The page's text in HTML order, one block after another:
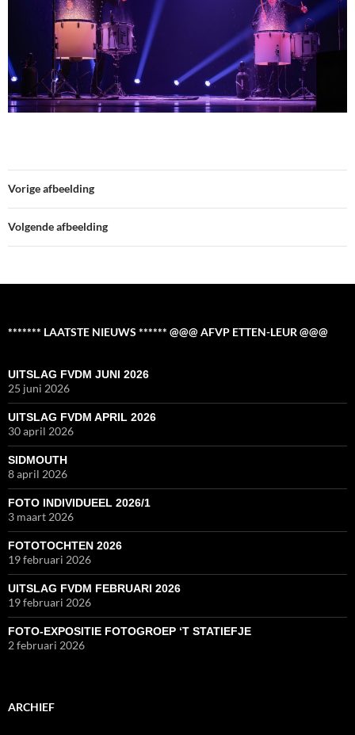
Vorige afbeelding
Volgende afbeelding
******* LAATSTE NIEUWS ****** @@@ AFVP ETTEN-LEUR @@@
UITSLAG FVDM JUNI 2026
25 juni 2026
UITSLAG FVDM APRIL 2026
30 april 2026
SIDMOUTH
8 april 2026
FOTO INDIVIDUEEL 2026/1
3 maart 2026
FOTOTOCHTEN 2026
19 februari 2026
UITSLAG FVDM FEBRUARI 2026
19 februari 2026
FOTO-EXPOSITIE FOTOGROEP ‘T STATIEFJE
2 februari 2026
ARCHIEF